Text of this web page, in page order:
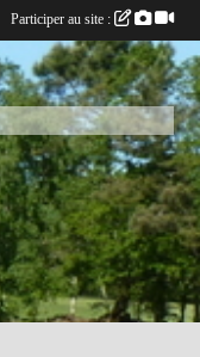
Participer au site :